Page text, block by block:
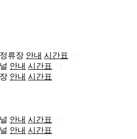
류장 안내 시간표
안내 시간표
안내 시간표
안내 시간표
안내 시간표